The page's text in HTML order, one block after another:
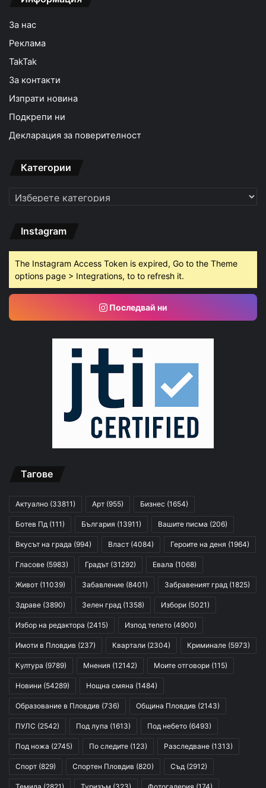
За нас
Реклама
TakTak
За контакти
Изпрати новина
Подкрепи ни
Декларация за поверителност
Категории
Категории
Instagram
The Instagram Access Token is expired, Go to the Theme
options page > Integrations, to to refresh it.
Последвай ни
Тагове
Актуално (33811) Арт (955) Бизнес (1654)
Ботев Пд (111) България (13911) Вашите писма (206)
Вкусът на града (994) Власт (4084) Героите на деня (1964)
Гласове (5983) Градът (31292) Евала (1068)
Живот (11039) Забавление (8401) Забравеният град (1825)
Здраве (3890) Зелен град (1358) Избори (5021)
Избор на редактора (2415) Изпод тепето (4900)
Имоти в Пловдив (237) Квартали (2304) Криминале (5973)
Култура (9789) Мнения (12142) Моите отговори (115)
Новини (54289) Нощна смяна (1484)
Образование в Пловдив (736) Община Пловдив (2143)
ПУЛС (2542) Под лупа (1613) Под небето (6493)
Под ножа (2745) По следите (123) Разследване (1313)
Спорт (829) Спортен Пловдив (820) Съд (2912)